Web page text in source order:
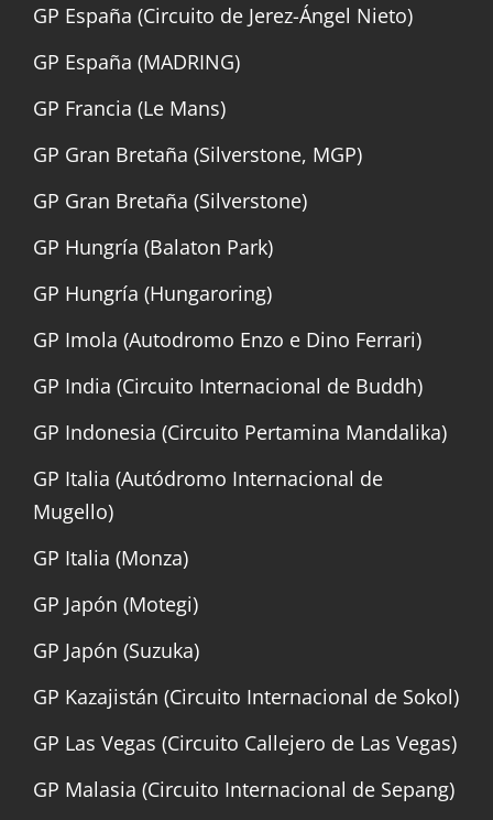
GP España (Circuito de Jerez-Ángel Nieto)
GP España (MADRING)
GP Francia (Le Mans)
GP Gran Bretaña (Silverstone, MGP)
GP Gran Bretaña (Silverstone)
GP Hungría (Balaton Park)
GP Hungría (Hungaroring)
GP Imola (Autodromo Enzo e Dino Ferrari)
GP India (Circuito Internacional de Buddh)
GP Indonesia (Circuito Pertamina Mandalika)
GP Italia (Autódromo Internacional de
Mugello)
GP Italia (Monza)
GP Japón (Motegi)
GP Japón (Suzuka)
GP Kazajistán (Circuito Internacional de Sokol)
GP Las Vegas (Circuito Callejero de Las Vegas)
GP Malasia (Circuito Internacional de Sepang)